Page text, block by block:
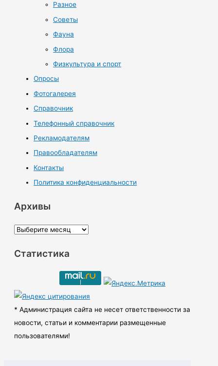
Разное
Советы
Фауна
Флора
Физкультура и спорт
Опросы
Фотогалерея
Справочник
Телефонный справочник
Рекламодателям
Правообладателям
Контакты
Политика конфиденциальности
Архивы
А
х
ы
Статистика
* Администрация сайта не несет ответственности за
новости, статьи и комментарии размещенные
пользователями!